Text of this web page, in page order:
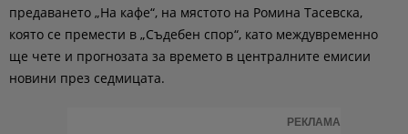
предаването „На кафе“, на мястото на Ромина Тасевска,
която се премести в „Съдебен спор“, като междувременно
ще чете и прогнозата за времето в централните емисии
новини през седмицата.
РЕКЛАМА